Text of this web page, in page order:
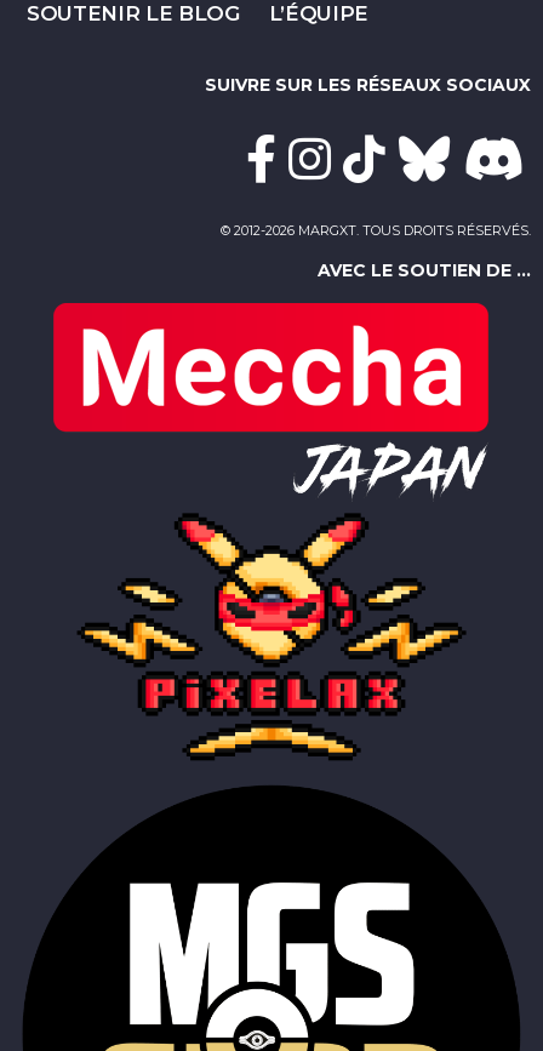
SOUTENIR LE BLOG L’ÉQUIPE
SUIVRE SUR LES RÉSEAUX SOCIAUX
© 2012-2026 MARGXT. TOUS DROITS RÉSERVÉS.
AVEC LE SOUTIEN DE ...